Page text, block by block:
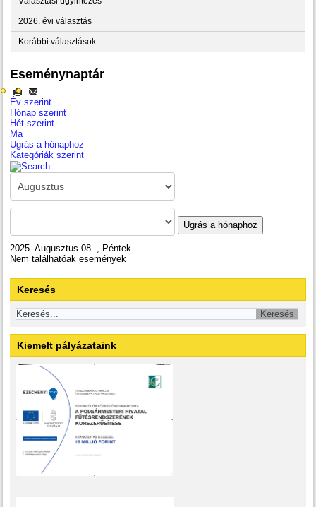
2026. évi választás
Korábbi választások
Eseménynaptár
Év szerint
Hónap szerint
Hét szerint
Ma
Ugrás a hónaphoz
Kategóriák szerint
Ugrás a hónaphoz
2025. Augusztus 08. , Péntek
Nem találhatóak események
Keresés
Kiemelt pályázataink